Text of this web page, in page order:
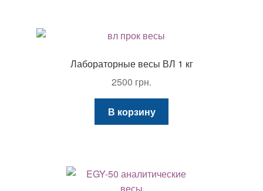
Лабораторные весы ВЛ 1 кг
2500 грн.
В корзину